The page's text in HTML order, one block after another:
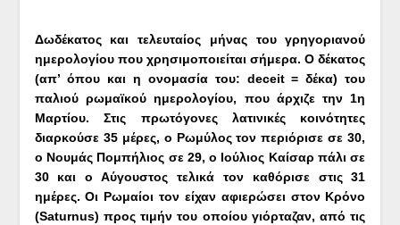
Δωδέκατος και τελευταίος μήνας του γρηγοριανού
ημερολογίου που χρησιμοποιείται σήμερα.Ο δέκατος
(απ’ όπου και η ονομασία του: deceit = δέκα) του
παλιού ρωμαϊκού ημερολογίου, που άρχιζε την 1η
Μαρτίου. Στις πρωτόγονες λατινικές κοινότητες
διαρκούσε 35 μέρες, ο Ρωμύλος τον περιόρισε σε 30,
ο Νουμάς Πομπήλιος σε 29, ο Ιούλιος Καίσαρ πάλι σε
30 και ο Αύγουστος τελικά τον καθόρισε στις 31
ημέρες. Οι Ρωμαίοι τον είχαν αφιερώσει στον Κρόνο
(Saturnus) προς τιμήν του οποίου γιόρταζαν, από τις